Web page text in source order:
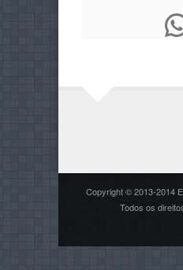
Copyright © 2013-2014
Todos os